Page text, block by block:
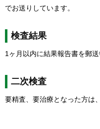
でお送りしています。
検査結果
1ヶ月以内に結果報告書を郵送
二次検査
要精査、要治療となった方は